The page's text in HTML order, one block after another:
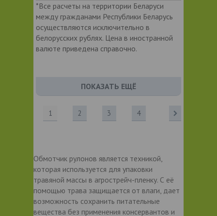
*Все расчеты на территории Беларуси
между гражданами Республики Беларусь
осуществляются исключительно в
белорусских рублях. Цена в иностранной
валюте приведена справочно.
ПОКАЗАТЬ ЕЩЁ
1 2 3 4
Обмотчик рулонов является техникой,
которая используется для упаковки
травяной массы в агрострейч-пленку. С её
помощью трава защищается от влаги, дает
возможность сохранить питательные
вещества без применения консервантов и